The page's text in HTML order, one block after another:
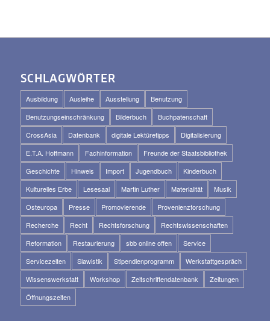
SCHLAGWÖRTER
Ausbildung Ausleihe Ausstellung
Benutzung
Benutzungseinschränkung
Bilderbuch
Buchpatenschaft
CrossAsia
Datenbank digitale Lektüretipps
Digitalisierung
E.T.A. Hoffmann
Fachinformation
Freunde der Staatsbibliothek
Geschichte
Hinweis Import Jugendbuch
Kinderbuch
Kulturelles Erbe
Lesesaal Martin Luther Materialität
Musik
Osteuropa
Presse Promovierende
Provenienzforschung
Recherche
Recht Rechtsforschung
Rechtswissenschaften
Reformation
Restaurierung sbb online offen
Service
Servicezeiten
Slawistik Stipendienprogramm
Werkstattgespräch
Wissenswerkstatt
Workshop Zeitschriftendatenbank
Zeitungen
Öffnungszeiten